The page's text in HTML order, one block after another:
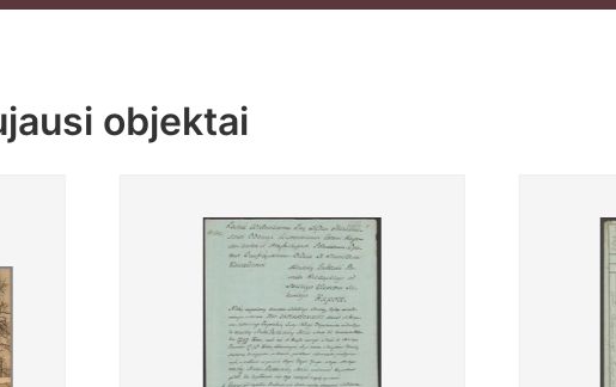
objektai